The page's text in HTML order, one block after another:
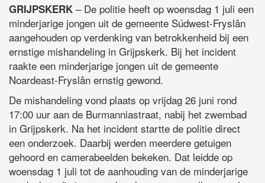
GRIJPSKERK – De politie heeft op woensdag 1 juli een
minderjarige jongen uit de gemeente Súdwest-Fryslân
aangehouden op verdenking van betrokkenheid bij een
ernstige mishandeling in Grijpskerk. Bij het incident
raakte een minderjarige jongen uit de gemeente
Noardeast-Fryslân ernstig gewond.
De mishandeling vond plaats op vrijdag 26 juni rond
17:00 uur aan de Burmanniastraat, nabij het zwembad
in Grijpskerk. Na het incident startte de politie direct
een onderzoek. Daarbij werden meerdere getuigen
gehoord en camerabeelden bekeken. Dat leidde op
woensdag 1 juli tot de aanhouding van de minderjarige